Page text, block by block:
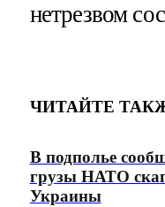
нетрезвом
ЧИТАЙТЕ
В подполье
грузы НАТО
Украины